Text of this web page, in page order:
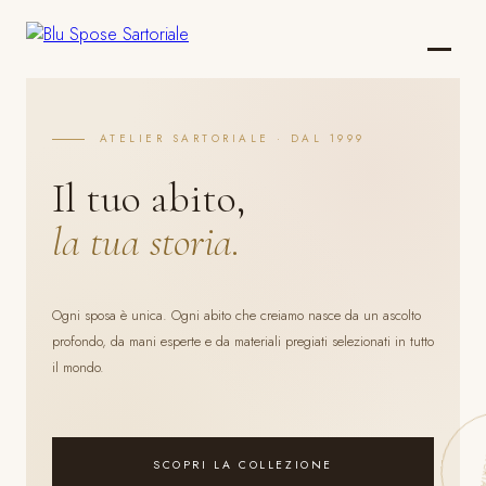
ATELIER SARTORIALE · DAL 1999
Il tuo abito,
la tua storia.
Ogni sposa è unica. Ogni abito che creiamo nasce da un ascolto
profondo, da mani esperte e da materiali pregiati selezionati in tutto
il mondo.
SCOPRI LA COLLEZIONE